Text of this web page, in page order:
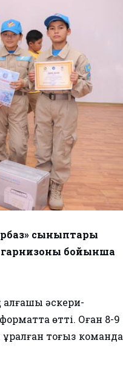
сыныптары
гарнизоны бойынша
әскери-
өтті. Оған 8-9
тоғыз команда